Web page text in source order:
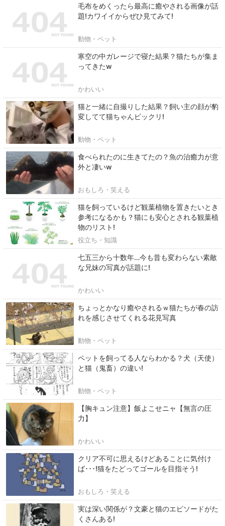
毛布をめくったら最高に癒やされる画像が話
題!カワイイからぜひ見てみて!
動物・ペット
寒空の中ガレージで寝た結果？猫たちが集ま
ってきたw
かわいい
猫と一緒に自撮りした結果？飼い主の顔が豹
変してて猫ちゃんビックリ!
動物・ペット
食べられたのに生きてたの？魚の治癒力が意
外と凄いw
おもしろ・笑える
猫を飼っているけど観葉植物を置きたいとき
参考になるかも？猫にも安心とされる観葉植
物のリスト!
役立ち・知識
七五三から十数年…今も昔も変わらない素敵
な兄妹の写真が話題に!
かわいい
ちょっとかなり癒やされるｗ猫たちが春の訪
れを感じさせてくれる花見写真
動物・ペット
ペットを飼ってる人ならわかる？犬（天使）
と猫（鬼畜）の違い!
動物・ペット
【胸キュン注意】飯よこせニャ【無言の圧
力】
かわいい
クリア不可に思えるけどあることに気付け
ば･･･!猫をたどってゴールを目指そう!
おもしろ・笑える
実は深い関係が？文豪と猫のエピソードがた
くさんある!